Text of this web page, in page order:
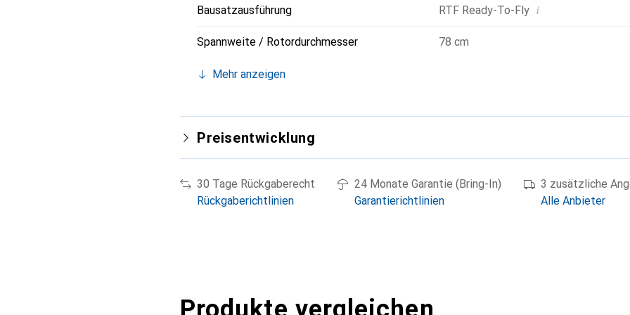
Bausatzausführung RTF Ready-To-Fly i
Spannweite / Rotordurchmesser 78 cm
Mehr anzeigen
Preisentwicklung
30 Tage Rückgaberecht
Rückgaberichtlinien
24 Monate Garantie (Bring-In)
Garantierichtlinien
3 zusätzliche
Alle Anbieter